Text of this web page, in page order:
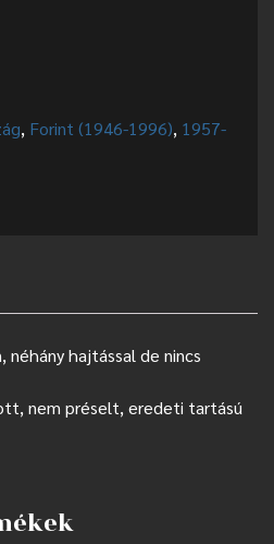
, Forint (1946-1996), 1957-
néhány hajtással de nincs
nem préselt, eredeti tartású